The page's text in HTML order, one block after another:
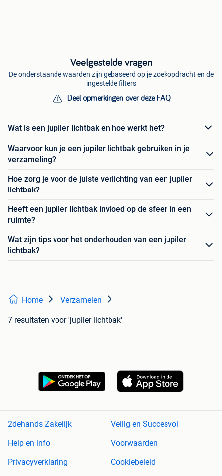
Veelgestelde vragen
De onderstaande waarden zijn gebaseerd op je zoekopdracht en de
ingestelde filters
Deel opmerkingen over deze FAQ
Wat is een jupiler lichtbak en hoe werkt het?
Waarvoor kun je een jupiler lichtbak gebruiken in je
verzameling?
Hoe zorg je voor de juiste verlichting van een jupiler
lichtbak?
Heeft een jupiler lichtbak invloed op de sfeer in een
ruimte?
Wat zijn tips voor het onderhouden van een jupiler
lichtbak?
Home Verzamelen
7 resultaten voor 'jupiler lichtbak'
2dehands Zakelijk
Veilig en Succesvol
Help en info
Voorwaarden
Privacyverklaring
Cookiebeleid